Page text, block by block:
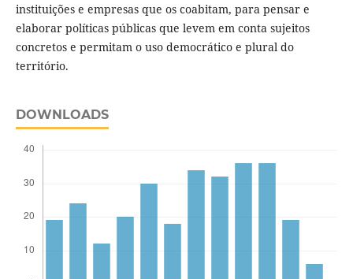
instituições e empresas que os coabitam, para pensar e
elaborar políticas públicas que levem em conta sujeitos
concretos e permitam o uso democrático e plural do
território.
DOWNLOADS